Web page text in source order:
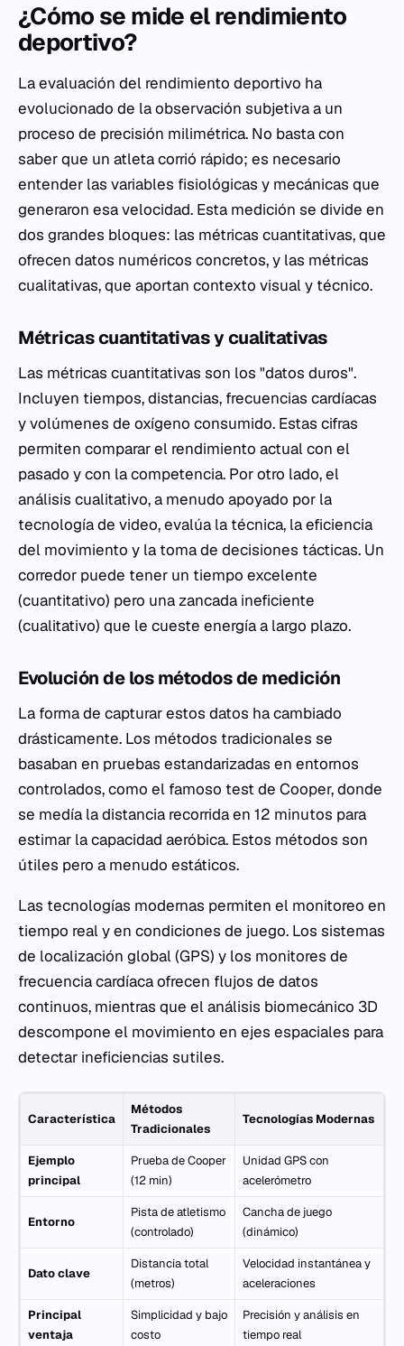
¿Cómo se mide el rendimiento
deportivo?
La evaluación del rendimiento deportivo ha
evolucionado de la observación subjetiva a un
proceso de precisión milimétrica. No basta con
saber que un atleta corrió rápido; es necesario
entender las variables fisiológicas y mecánicas que
generaron esa velocidad. Esta medición se divide en
dos grandes bloques: las métricas cuantitativas, que
ofrecen datos numéricos concretos, y las métricas
cualitativas, que aportan contexto visual y técnico.
Métricas cuantitativas y cualitativas
Las métricas cuantitativas son los "datos duros".
Incluyen tiempos, distancias, frecuencias cardíacas
y volúmenes de oxígeno consumido. Estas cifras
permiten comparar el rendimiento actual con el
pasado y con la competencia. Por otro lado, el
análisis cualitativo, a menudo apoyado por la
tecnología de video, evalúa la técnica, la eficiencia
del movimiento y la toma de decisiones tácticas. Un
corredor puede tener un tiempo excelente
(cuantitativo) pero una zancada ineficiente
(cualitativo) que le cueste energía a largo plazo.
Evolución de los métodos de medición
La forma de capturar estos datos ha cambiado
drásticamente. Los métodos tradicionales se
basaban en pruebas estandarizadas en entornos
controlados, como el famoso test de Cooper, donde
se medía la distancia recorrida en 12 minutos para
estimar la capacidad aeróbica. Estos métodos son
útiles pero a menudo estáticos.
Las tecnologías modernas permiten el monitoreo en
tiempo real y en condiciones de juego. Los sistemas
de localización global (GPS) y los monitores de
frecuencia cardíaca ofrecen flujos de datos
continuos, mientras que el análisis biomecánico 3D
descompone el movimiento en ejes espaciales para
detectar ineficiencias sutiles.
Característica
Métodos
Tradicionales
Tecnologías Modernas
Ejemplo
principal
Prueba de Cooper
(12 min)
Unidad GPS con
acelerómetro
Entorno
Pista de atletismo
(controlado)
Cancha de juego
(dinámico)
Dato clave
Distancia total
(metros)
Velocidad instantánea y
aceleraciones
Principal
ventaja
Simplicidad y bajo
costo
Precisión y análisis en
tiempo real